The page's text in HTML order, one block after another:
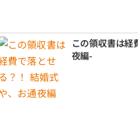
この領収書は経
夜編-